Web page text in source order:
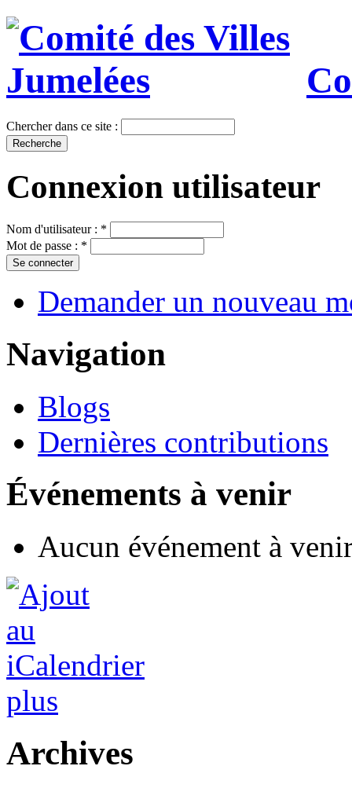
Chercher dans ce site :
Connexion utilisateur
Nom d'utilisateur : *
Mot de passe : *
Demander un nouveau
Navigation
Blogs
Dernières contributions
Événements à venir
Aucun événement à
plus
Archives